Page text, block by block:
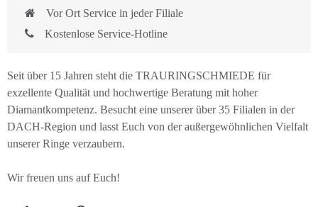
Vor Ort Service in jeder Filiale
Kostenlose Service-Hotline
Seit über 15 Jahren steht die TRAURINGSCHMIEDE für
exzellente Qualität und hochwertige Beratung mit hoher
Diamantkompetenz. Besucht eine unserer über 35 Filialen in der
DACH-Region und lasst Euch von der außergewöhnlichen Vielfalt
unserer Ringe verzaubern.
Wir freuen uns auf Euch!